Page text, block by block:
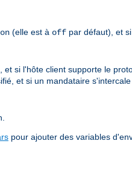
on (elle est à off par défaut), et
, et si l'hôte client supporte le
et si un mandataire
pour ajouter des variables